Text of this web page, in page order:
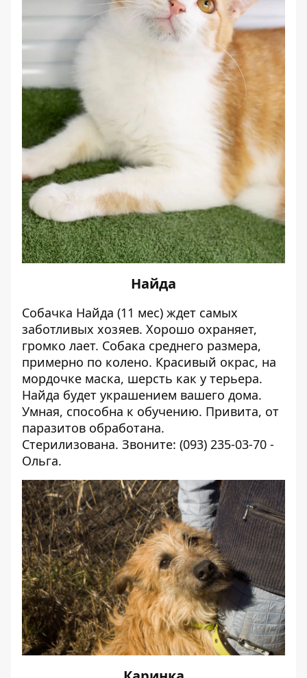
Найда
Собачка Найда (11 мес) ждет самых
заботливых хозяев. Хорошо охраняет,
громко лает. Собака среднего размера,
примерно по колено. Красивый окрас, на
мордочке маска, шерсть как у терьера.
Найда будет украшением вашего дома.
Умная, способна к обучению. Привита, от
паразитов обработана.
Стерилизована. Звоните: (093) 235-03-70 -
Ольга.